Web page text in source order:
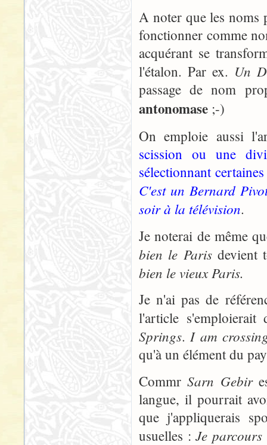
A noter que les noms
fonctionner comme
acquérant se
l'étalon. Par ex. Un
passage de nom
antonomase ;-)
On emploie aussi
scission ou une
sélectionnant
C'est un Bernard
soir à la télévision.
Je noterai de même
bien le Parisdevient
bien le vieux Paris.
Je n'ai pas de
l'article
Springs.I am
qu'à un élément du
CommrSarn Gebir
langue, il pourrait
que j'appliquerais
usuelles :Je